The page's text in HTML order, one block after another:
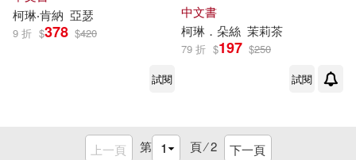
柯琳‧肯納 亞瑟
9 折 $378 $420
試閱
中文書
柯琳 ．朵絲 茉莉茶
79 折 $197 $250
試閱
上一頁 第 頁 ⁄2 下一頁